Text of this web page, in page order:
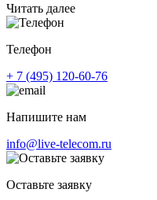
Читать далее
Телефон
+ 7 (495) 120-60-76
Напишите нам
info@live-telecom.ru
Оставьте заявку